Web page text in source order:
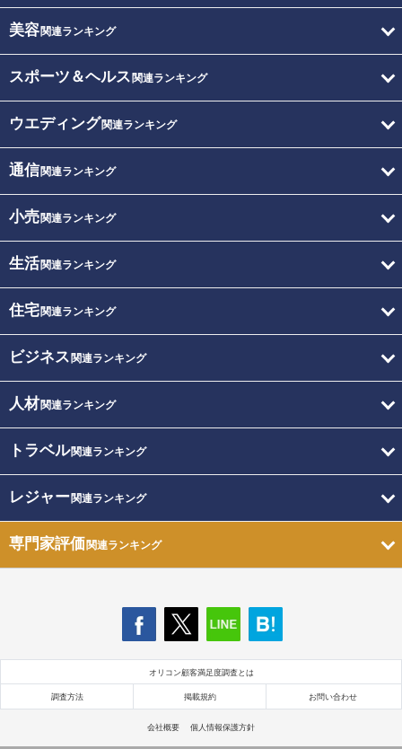
美容関連ランキング
スポーツ＆ヘルス 関連ランキング
ウエディング関連ランキング
通信関連ランキング
小売関連ランキング
生活関連ランキング
住宅関連ランキング
ビジネス 関連ランキング
人材関連ランキング
トラベル関連ランキング
レジャー関連ランキング
専門家評価関連ランキング
オリコン顧客満足度調査とは
調査方法 掲載規約 お問い合わせ
会社概要 個人情報保護方針